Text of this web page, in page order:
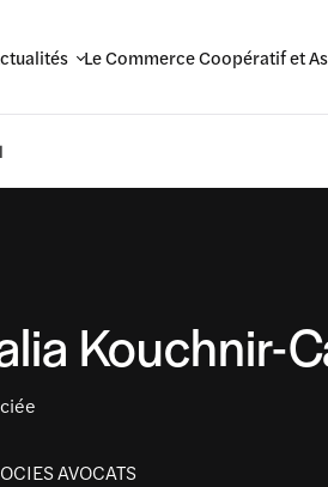
Le Commerce Coopératif et
Kouchnir-
AVOCATS